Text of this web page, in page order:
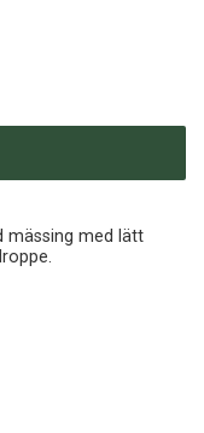
mässing med lätt